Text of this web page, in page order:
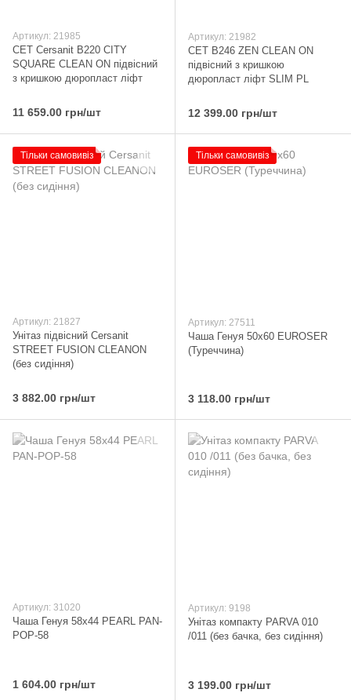
Артикул: 21985
CET Cersanit В220 CITY
SQUARE CLEAN ON підвісний
з кришкою дюропласт ліфт
11 659.00 грн/шт
Артикул: 21982
CET В246 ZEN CLEAN ON
підвісний з кришкою
дюропласт ліфт SLIM PL
12 399.00 грн/шт
Тільки самовивіз
Артикул: 21827
Унітаз підвісний Cersanit
STREET FUSION CLEANON
(без сидіння)
3 882.00 грн/шт
Тільки самовивіз
Артикул: 27511
Чаша Генуя 50х60 EUROSER
(Туреччина)
3 118.00 грн/шт
Артикул: 31020
Чаша Генуя 58х44 PEARL PAN-
POP-58
1 604.00 грн/шт
Артикул: 9198
Унітаз компакту PARVA 010
/011 (без бачка, без сидіння)
3 199.00 грн/шт